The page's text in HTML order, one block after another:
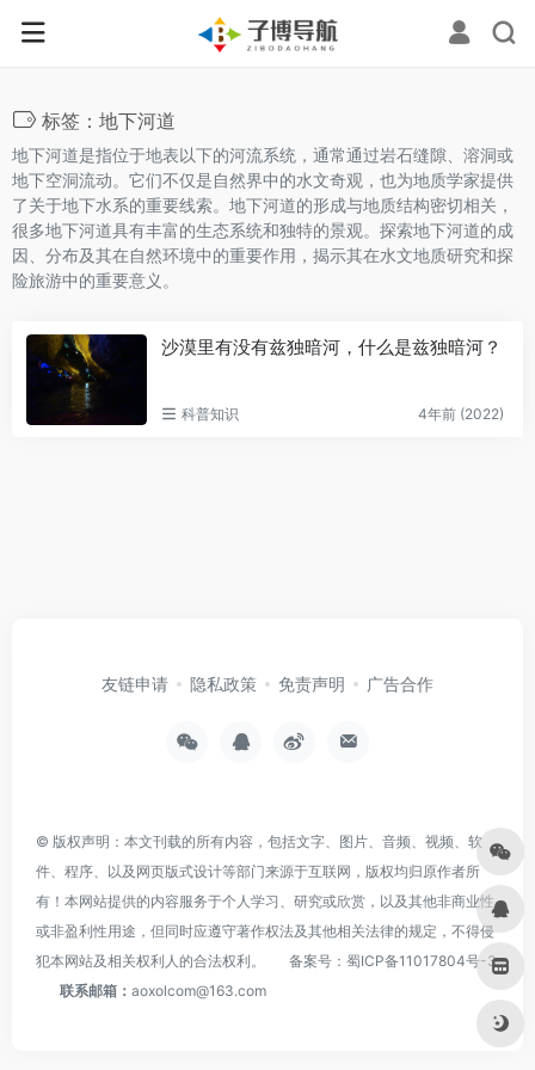
标签：地下河道
地下河道是指位于地表以下的河流系统，通常通过岩石缝隙、溶洞或
地下空洞流动。它们不仅是自然界中的水文奇观，也为地质学家提供
了关于地下水系的重要线索。地下河道的形成与地质结构密切相关，
很多地下河道具有丰富的生态系统和独特的景观。探索地下河道的成
因、分布及其在自然环境中的重要作用，揭示其在水文地质研究和探
险旅游中的重要意义。
沙漠里有没有兹独暗河，什么是兹独暗河？
科普知识 4年前 (2022)
友链申请 隐私政策 免责声明 广告合作
© 版权声明：本文刊载的所有内容，包括文字、图片、音频、视频、软
件、程序、以及网页版式设计等部门来源于互联网，版权均归原作者所
有！本网站提供的内容服务于个人学习、研究或欣赏，以及其他非商业性
或非盈利性用途，但同时应遵守著作权法及其他相关法律的规定，不得侵
犯本网站及相关权利人的合法权利。
备案号： 蜀ICP备11017804号-3
联系邮箱： aoxolcom@163.com